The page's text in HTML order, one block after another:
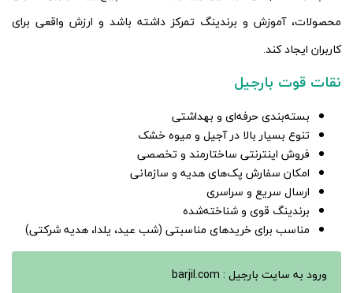
محصولات، آموزش و برندینگ تمرکز داشته باشد و ارزش واقعی برای
کاربران ایجاد کند.
نقات قوت بارجیل
بسته‌بندی حرفه‌ای و بهداشتی
تنوع بسیار بالا در آجیل و میوه خشک
فروش اینترنتی ساختارمند و تخصصی
امکان سفارش پک‌های هدیه و سازمانی
ارسال سریع و سراسری
برندینگ قوی و شناخته‌شده
مناسب برای خریدهای مناسبتی (شب عید، یلدا، هدیه شرکتی)
ورود به سایت بارجیل : barjil.com